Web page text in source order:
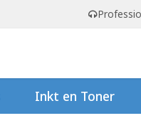
Inkt en Toner